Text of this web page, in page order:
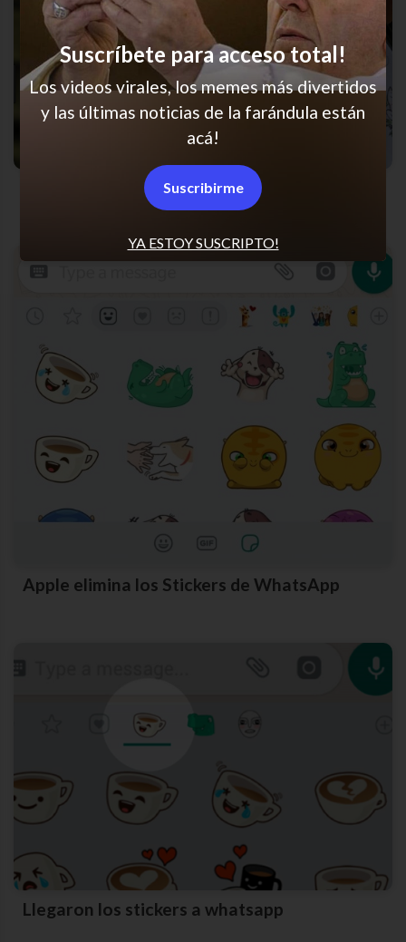
Tus propias fotos en stickers de WhatsApp
Apple elimina los Stickers de WhatsApp
Llegaron los stickers a whatsapp
YA ESTOY SUSCRIPTO!
Suscríbete para acceso total!
Los videos virales, los memes más divertidos
y las últimas noticias de la farándula están
acá!
Suscribirme